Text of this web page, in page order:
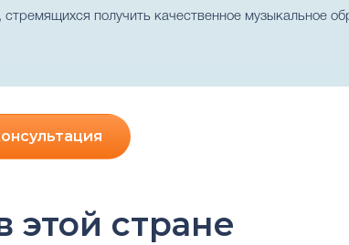
получить качественное музыкальное
этой стране